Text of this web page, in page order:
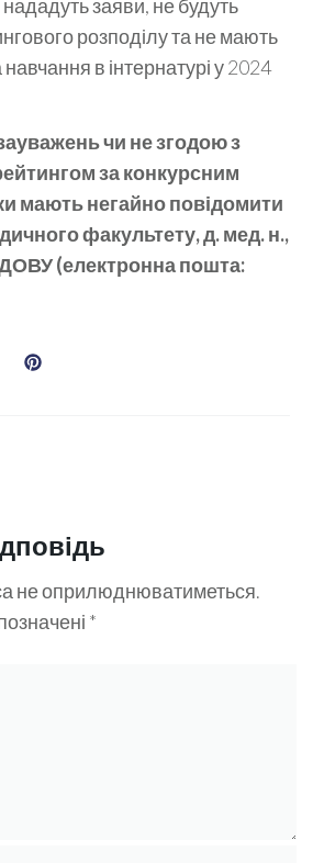
нададуть заяви, не будуть
розподілу та не мають
в інтернатурі у 2024
чи не згодою з
за конкурсним
мають негайно повідомити
факультету, д. мед. н.,
(електронна пошта:
не оприлюднюватиметься.
*